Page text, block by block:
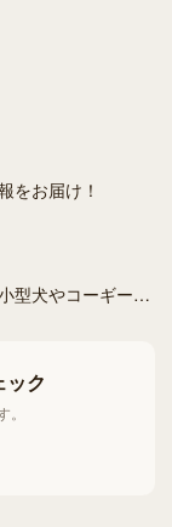
をお届け！
警察犬になれる犬種と条件 最新の小型犬やコーギー採用事例
ック